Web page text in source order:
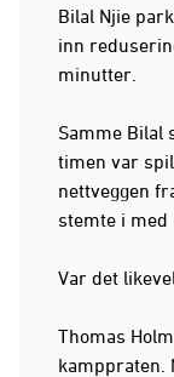
Bilal Njie
inn
minutter.
Samme Bilal
timen var
nettveggen
stemte i med
Var det
Thomas
kamppraten.